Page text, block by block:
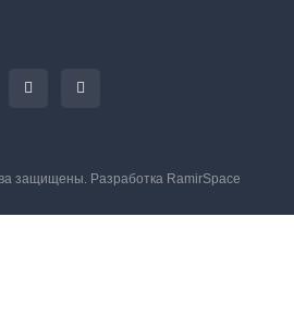
защищены. Разработка RamirSpace